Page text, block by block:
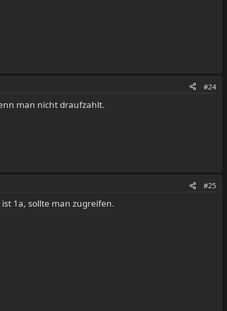
#24
man nicht draufzahlt.
#25
1a, sollte man zugreifen.